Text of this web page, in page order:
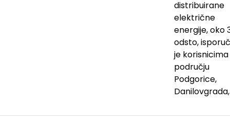
distribuirane
električne
energije, oko
odsto,
je
području
Podgorice,
Danilovgrada,